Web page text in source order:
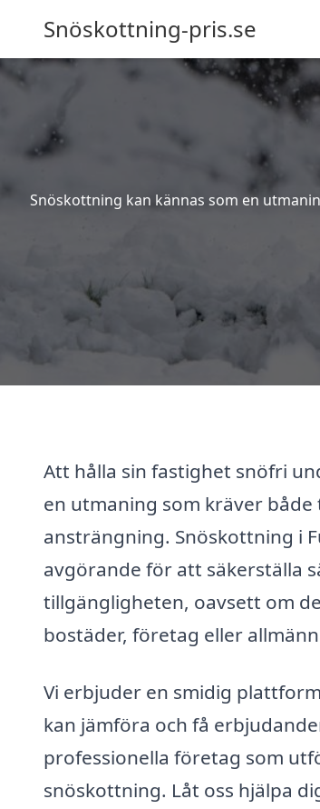
Snöskottning-pris.se
Snöskottning kan kännas som en
Att hålla sin fastighet snöfri
en utmaning som kräver både
ansträngning. Snöskottning i
avgörande för att säkerställa
tillgängligheten, oavsett om
bostäder, företag eller
Vi erbjuder en smidig
kan jämföra och få
professionella företag som
snöskottning. Låt oss hjälpa